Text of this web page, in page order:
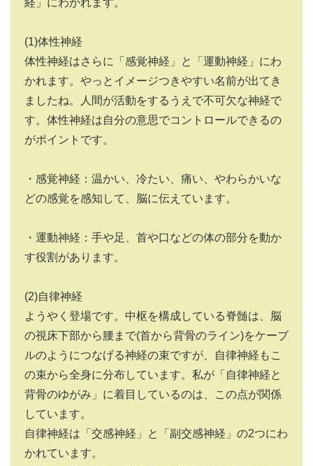
経」にわかれます。
(1)体性神経
体性神経はさらに「感覚神経」と「運動神経」にわ
かれます。やっとイメージつきやすい名前が出てき
ましたね。人間が活動をするうえで不可欠な神経で
す。体性神経は自分の意思でコントロールできるの
がポイントです。
・感覚神経：温かい、冷たい、痛い、やわらかいな
どの感覚を感知して、脳に伝えています。
・運動神経：手や足、首や口などの体の部分を動か
す役割があります。
(2)自律神経
ようやく登場です。中枢を構成している脊髄は、脳
の視床下部から腰まで(首から背骨のライン)をケーブ
ルのようにつなげる神経の束ですが、自律神経もこ
の束から全身に分布しています。私が「自律神経と
背骨のゆがみ」に着目しているのは、この点が関係
しています。
自律神経は「交感神経」と「副交感神経」の2つにわ
かれています。